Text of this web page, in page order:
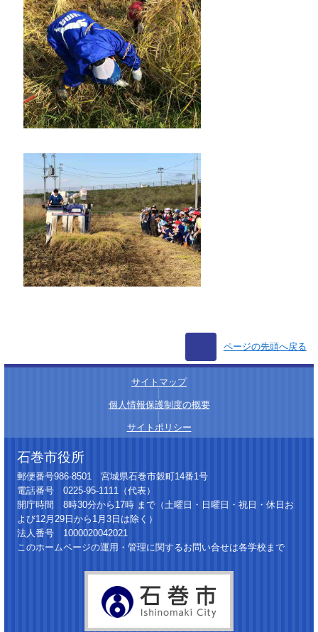
ページの先頭へ戻る
サイトマップ
個人情報保護制度の概要
サイトポリシー
石巻市役所
郵便番号986-8501 宮城県石巻市穀町14番1号
電話番号 0225-95-1111（代表）
開庁時間 8時30分から17時 まで（土曜日・日曜日・祝日・休日お
よび12月29日から1月3日は除く）
法人番号 1000020042021
このホームページの運用・管理に関するお問い合せは各学校まで